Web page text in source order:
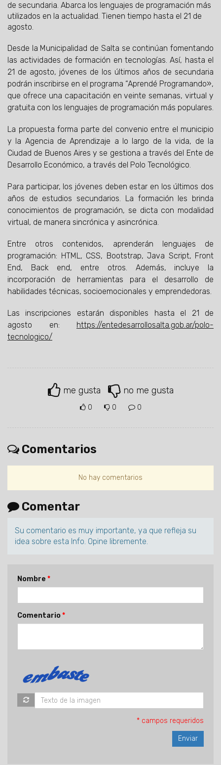
de secundaria. Abarca los lenguajes de programación más
utilizados en la actualidad. Tienen tiempo hasta el 21 de
agosto.
Desde la Municipalidad de Salta se continúan fomentando
las actividades de formación en tecnologías. Así, hasta el
21 de agosto, jóvenes de los últimos años de secundaria
podrán inscribirse en el programa “Aprendé Programando»,
que ofrece una capacitación en veinte semanas, virtual y
gratuita con los lenguajes de programación más populares.
La propuesta forma parte del convenio entre el municipio
y la Agencia de Aprendizaje a lo largo de la vida, de la
Ciudad de Buenos Aires y se gestiona a través del Ente de
Desarrollo Económico, a través del Polo Tecnológico.
Para participar, los jóvenes deben estar en los últimos dos
años de estudios secundarios. La formación les brinda
conocimientos de programación, se dicta con modalidad
virtual, de manera sincrónica y asincrónica.
Entre otros contenidos, aprenderán lenguajes de
programación: HTML, CSS, Bootstrap, Java Script, Front
End, Back end, entre otros. Además, incluye la
incorporación de herramientas para el desarrollo de
habilidades técnicas, socioemocionales y emprendedoras.
Las inscripciones estarán disponibles hasta el 21 de
agosto en: https://entedesarrollosalta.gob.ar/polo-
tecnologico/
me gusta no me gusta
0 0 0
Comentarios
No hay comentarios
Comentar
Su comentario es muy importante, ya que refleja su
idea sobre esta Info. Opine libremente.
Nombre
Comentario
* campos requeridos